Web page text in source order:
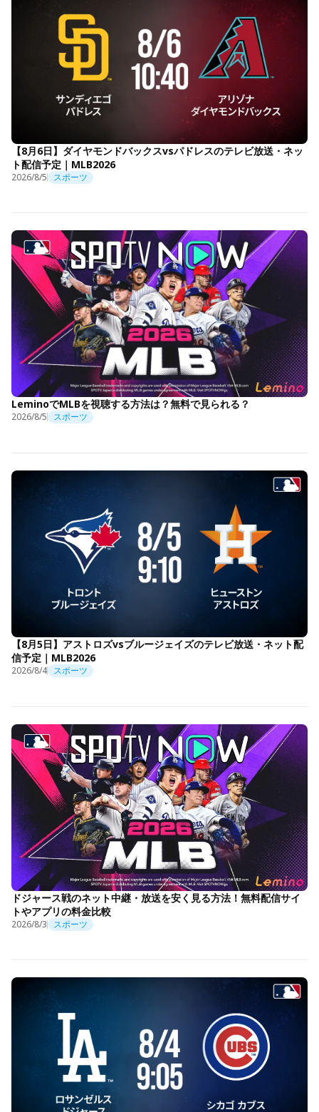
【8月6日】ダイヤモンドバックスvsパドレスのテレビ放送・ネッ
ト配信予定｜MLB2026
2026/8/5 スポーツ
LeminoでMLBを視聴する方法は？無料で見られる？
2026/8/5 スポーツ
【8月5日】アストロズvsブルージェイズのテレビ放送・ネット配
信予定｜MLB2026
2026/8/4 スポーツ
ドジャース戦のネット中継・放送を安く見る方法！無料配信サイ
トやアプリの料金比較
2026/8/3 スポーツ